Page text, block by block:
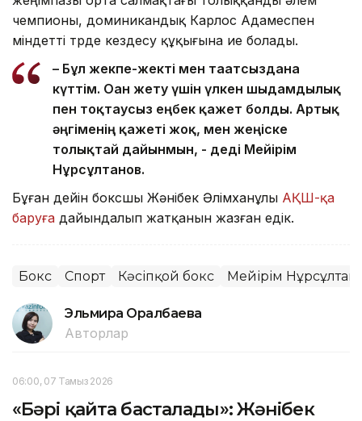
чемпионы, доминикандық Карлос Адамеспен
міндетті түрде кездесу құқығына ие болады.
– Бұл жекпе-жекті мен тағатсыздана
күттім. Оған жету үшін үлкен шыдамдылық
пен тоқтаусыз еңбек қажет болды. Артық
әңгіменің қажеті жоқ, мен жеңіске
толықтай дайынмын, - деді Мейірім
Нұрсұлтанов.
Бұған дейін боксшы Жәнібек Әлімханұлы АҚШ-қа
баруға дайындалып жатқанын жазған едік.
Бокс Спорт Кәсіпқой бокс Мейірім
Эльмира Оралбаева
Авторлар
06:00, 07 Тамыз 2026
«Бәрі қайта басталады»: Жәнібек